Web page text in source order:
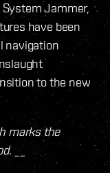
Jammer,
have been
navigation
to the new
marks the
__